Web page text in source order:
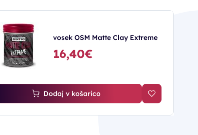
vosek OSM Matte Clay Extreme
16,40€
Dodaj v košarico